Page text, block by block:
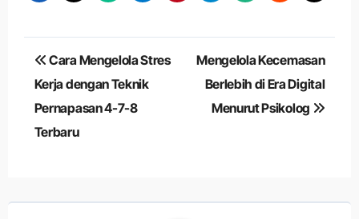
Navigasi
pos
Cara Mengelola Stres
Kerja dengan Teknik
Pernapasan 4-7-8
Terbaru
Mengelola Kecemasan
Berlebih di Era Digital
Menurut Psikolog